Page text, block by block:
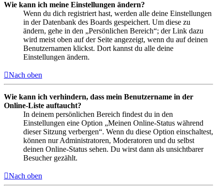
Wie kann ich meine Einstellungen ändern?
Wenn du dich registriert hast, werden alle deine Einstellungen
in der Datenbank des Boards gespeichert. Um diese zu
ändern, gehe in den „Persönlichen Bereich“; der Link dazu
wird meist oben auf der Seite angezeigt, wenn du auf deinen
Benutzernamen klickst. Dort kannst du alle deine
Einstellungen ändern.
Nach oben
Wie kann ich verhindern, dass mein Benutzername in der
Online-Liste auftaucht?
In deinem persönlichen Bereich findest du in den
Einstellungen eine Option „Meinen Online-Status während
dieser Sitzung verbergen“. Wenn du diese Option einschaltest,
können nur Administratoren, Moderatoren und du selbst
deinen Online-Status sehen. Du wirst dann als unsichtbarer
Besucher gezählt.
Nach oben